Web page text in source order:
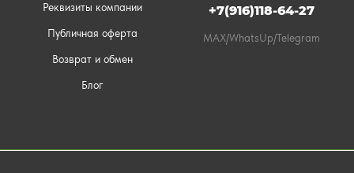
Реквизиты компании
Публичная оферта
Возврат и обмен
Блог
+7(916)118-64-27
MAX/WhatsUp/Telegram